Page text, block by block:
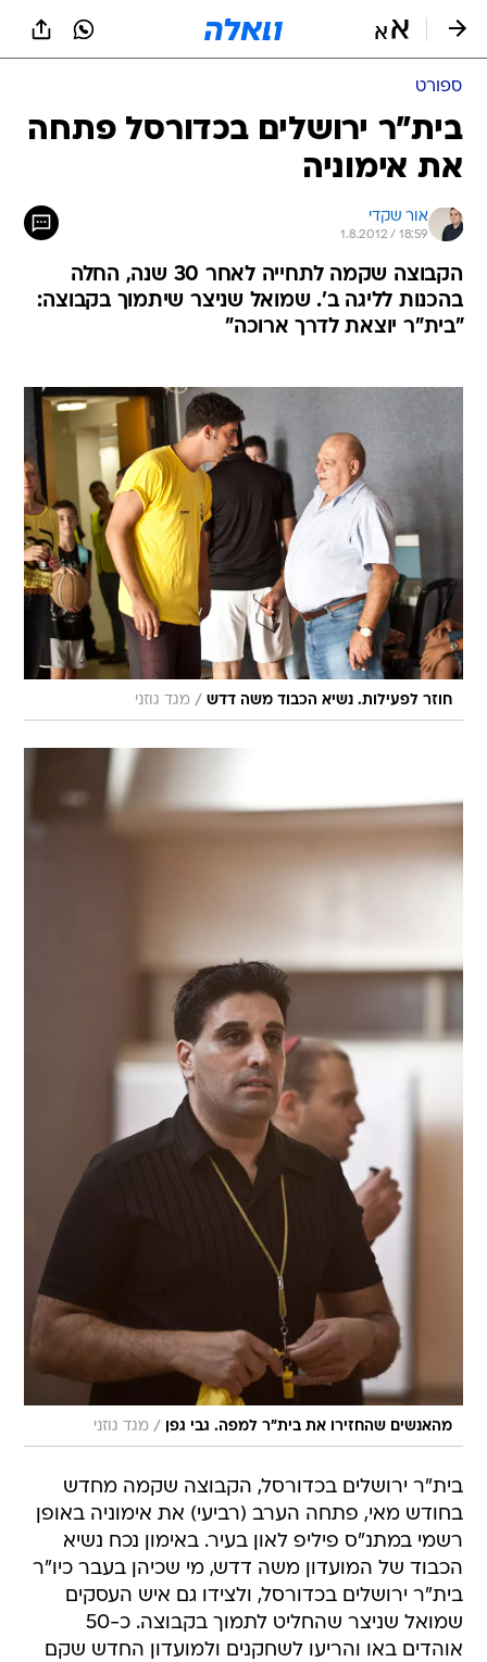
ספורט
בית"ר ירושלים בכדורסל פתחה
את אימוניה
אור שקדי
1.8.2012 / 18:59
הקבוצה שקמה לתחייה לאחר 30 שנה, החלה
בהכנות לליגה ב'. שמואל שניצר שיתמוך בקבוצה:
"בית"ר יוצאת לדרך ארוכה"
חוזר לפעילות. נשיא הכבוד משה דדש / מגד גוזני
מהאנשים שהחזירו את בית"ר למפה. גבי גפן / מגד גוזני
בית"ר ירושלים בכדורסל, הקבוצה שקמה מחדש
בחודש מאי, פתחה הערב (רביעי) את אימוניה באופן
רשמי במתנ"ס פיליפ לאון בעיר. באימון נכח נשיא
הכבוד של המועדון משה דדש, מי שכיהן בעבר כיו"ר
בית"ר ירושלים בכדורסל, ולצידו גם איש העסקים
שמואל שניצר שהחליט לתמוך בקבוצה. כ-50
אוהדים באו והריעו לשחקנים ולמועדון החדש שקם